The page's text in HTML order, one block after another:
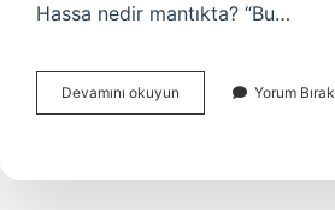
Hassa nedir mantıkta? “Bu…
Devamını okuyun
Ayrım
Yorum Bırak